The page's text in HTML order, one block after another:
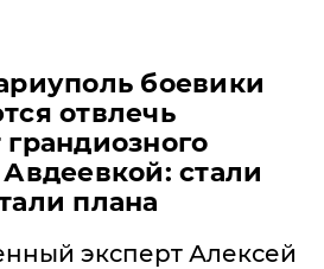
боевики
отвлечь
стали
плана
эксперт Алексей